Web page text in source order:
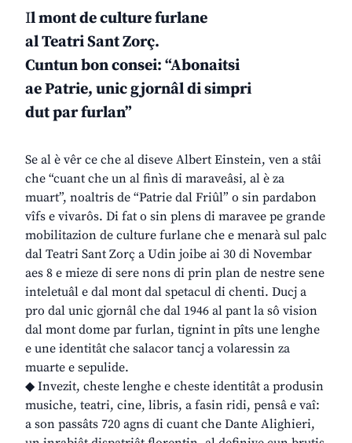
Il mont de culture furlane
al Teatri Sant Zorç.
Cuntun bon consei: “Abonaitsi
ae Patrie, unic gjornâl di simpri
dut par furlan”
Se al è vêr ce che al diseve Albert Einstein, ven a stâi
che “cuant che un al finìs di maraveâsi, al è za
muart”, noaltris de “Patrie dal Friûl” o sin pardabon
vîfs e vivarôs. Di fat o sin plens di maravee pe grande
mobilitazion de culture furlane che e menarà sul palc
dal Teatri Sant Zorç a Udin joibe ai 30 di Novembar
aes 8 e mieze di sere nons di prin plan de nestre sene
inteletuâl e dal mont dal spetacul di chenti. Ducj a
pro dal unic gjornâl che dal 1946 al pant la sô vision
dal mont dome par furlan, tignint in pîts une lenghe
e une identitât che salacor tancj a volaressin za
muarte e sepulide.
◆ Invezit, cheste lenghe e cheste identitât a produsin
musiche, teatri, cine, libris, a fasin ridi, pensâ e vaî:
a son passâts 720 agns di cuant che Dante Alighieri,